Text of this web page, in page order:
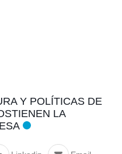
Y POLÍTICAS DE
LA